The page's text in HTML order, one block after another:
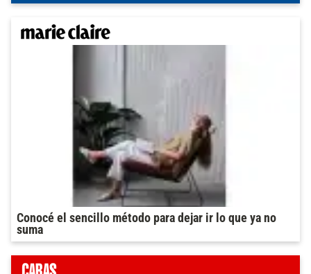
Conocé el sencillo método para dejar ir lo que ya no
suma